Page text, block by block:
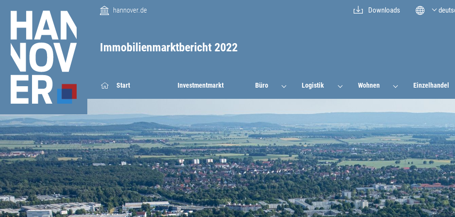
Immobilienmarktbericht 2022
Start Investmentmarkt Büro Logistik Wohnen Einzelhandel
hannover.de Downloads